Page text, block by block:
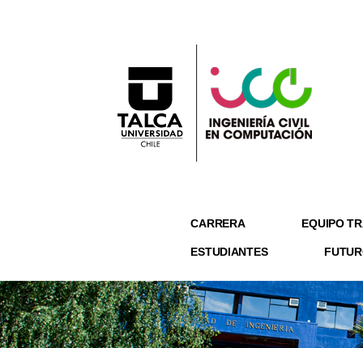
CARRERA EQUIPO
ESTUDIANTES